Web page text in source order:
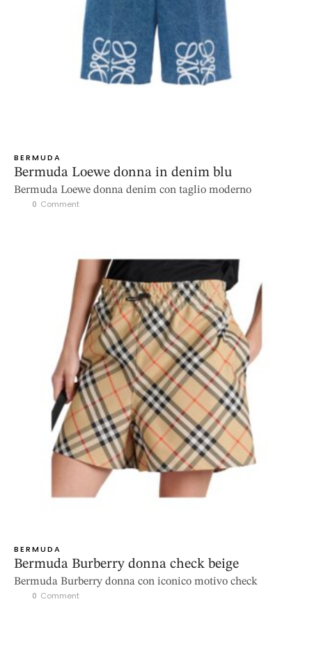
BERMUDA
Bermuda Loewe donna in denim blu
Bermuda Loewe donna denim con taglio moderno
0 Comment
BERMUDA
Bermuda Burberry donna check beige
Bermuda Burberry donna con iconico motivo check
0 Comment